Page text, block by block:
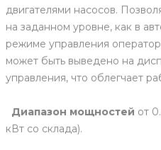
двигателями насосов.
на заданном уровне, как в
режиме управления
может быть выведено на
управления, что облегчает
Диапазон мощностей от
кВт со склада).